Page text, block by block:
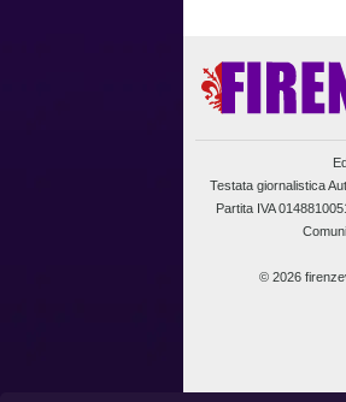
Testata giornalistica
Partita IVA
© 2026